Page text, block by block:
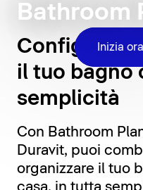
Bathroom
Inizia ora
il tuo bagno
semplicità
Con Bathroom
Duravit, puoi
organizzare il tuo